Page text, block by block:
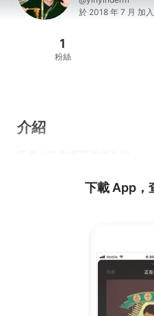
於 2018 年 7 月 加入
1
粉絲
介紹
下載 App，